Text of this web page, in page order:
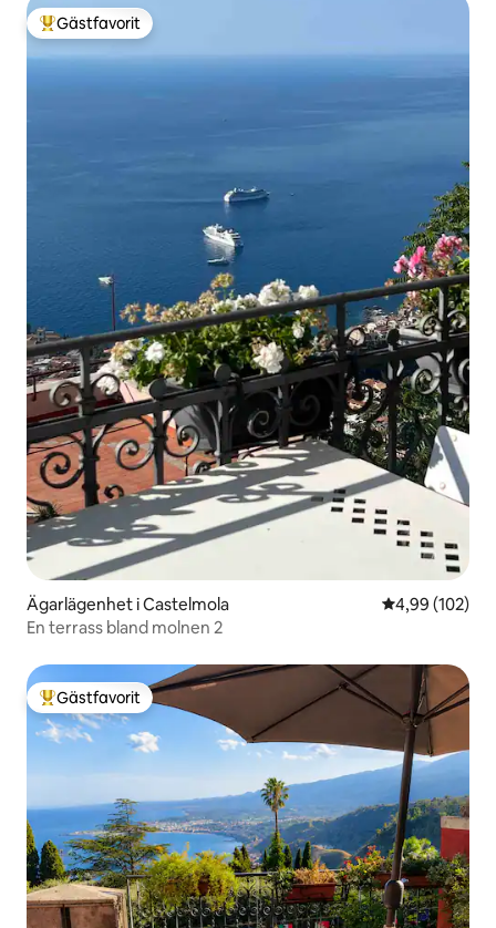
Populär gästfavorit
Gästfavorit
Ägarlägenhet i Castelmola 4,99 av 5 i
4,99 (102)
En terrass bland molnen 2
Populär gästfavorit
Gästfavorit